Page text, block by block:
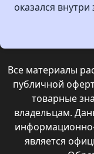
оказался
Все материалы
публичной
товарные
владельцам.
является